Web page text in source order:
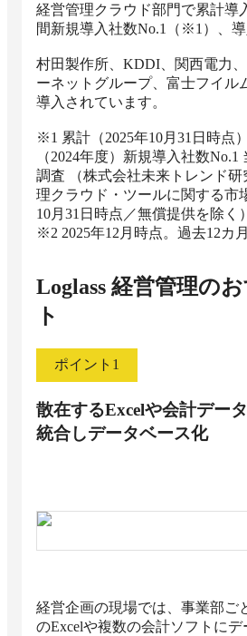
経営管理クラウド部門で累計
間新規導入社数No.1（※1）、
村田製作所、KDDI、関西電力
ーネットグループ、富士フイル
導入されています。
※1 累計（2025年10月31日時点
（2024年度）新規導入社数
調査 （株式会社未来トレンド
理クラウド・ツールに関する市
10月31日時点／無償提供を除く）
※2 2025年12月時点。過去12カ
Loglass 経営管理の
ト
ポイント 1
散在するExcelや会計デー
統合しデータベース化
経営企画の現場では、事業部ご
のExcelや複数の会計ソフトに